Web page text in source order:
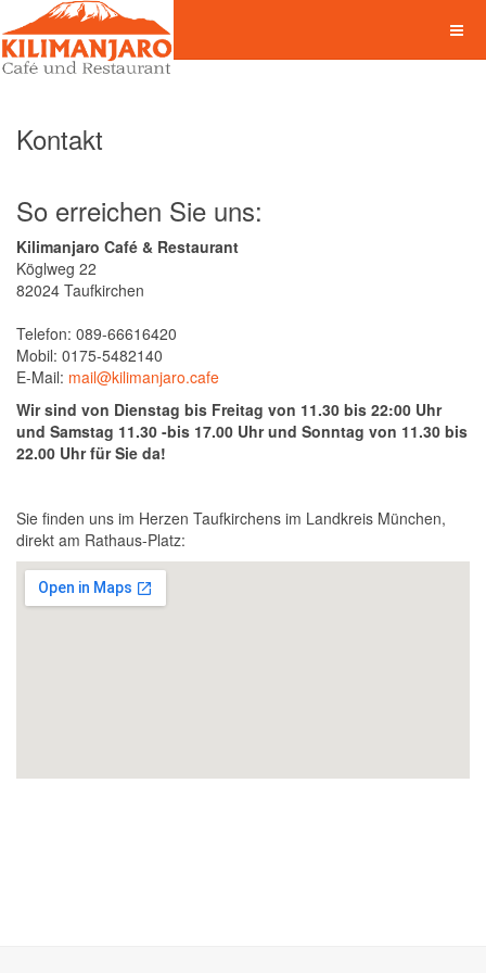
Kontakt
So erreichen Sie uns:
Kilimanjaro Café & Restaurant
Köglweg 22
82024 Taufkirchen
Telefon: 089-66616420
Mobil: 0175-5482140
E-Mail: mail@kilimanjaro.cafe
Wir sind von Dienstag bis Freitag von 11.30 bis 22:00 Uhr
und Samstag 11.30 -bis 17.00 Uhr und Sonntag von 11.30 bis
22.00 Uhr für Sie da!
Sie finden uns im Herzen Taufkirchens im Landkreis München,
direkt am Rathaus-Platz: